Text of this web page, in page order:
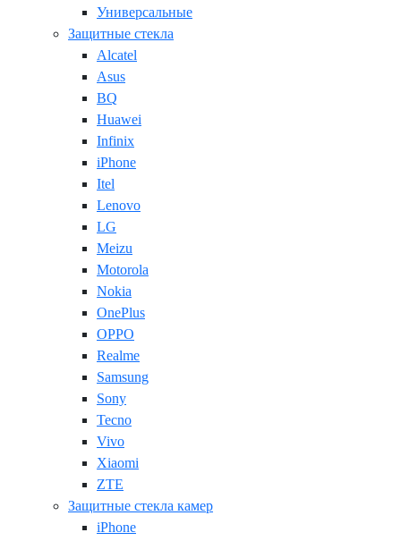
Универсальные
Защитные стекла
Alcatel
Asus
BQ
Huawei
Infinix
iPhone
Itel
Lenovo
LG
Meizu
Motorola
Nokia
OnePlus
OPPO
Realme
Samsung
Sony
Tecno
Vivo
Xiaomi
ZTE
Защитные стекла камер
iPhone